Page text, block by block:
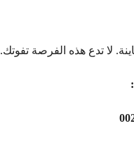
لا تدع هذه الفرصة تفوتك.